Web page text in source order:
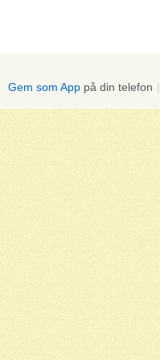
Gem som App på din telefon |